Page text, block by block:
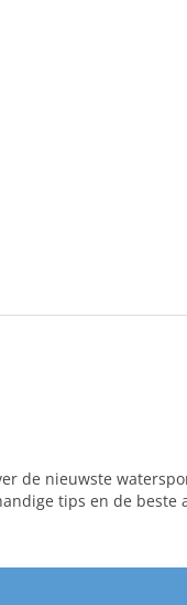
de nieuwste
tips en de beste